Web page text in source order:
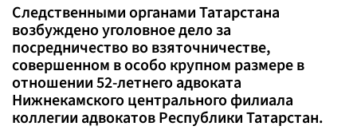
Следственными органами Татарстана
возбуждено уголовное дело за
посредничество во взяточничестве,
совершенном в особо крупном размере в
отношении 52-летнего адвоката
Нижнекамского центрального филиала
коллегии адвокатов Республики Татарстан.